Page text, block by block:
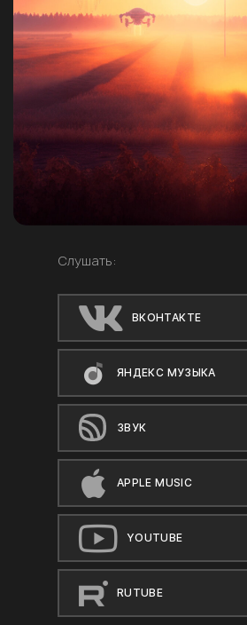
Слушать:
ВКОНТАКТЕ
ЯНДЕКС МУЗЫКА
ЗВУК
APPLE MUSIC
YOUTUBE
RUTUBE